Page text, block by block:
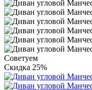
Советуем
Скидка 25%